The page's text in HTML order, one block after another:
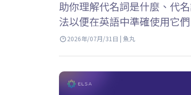
助你理解代名詞是什麼、代
法以便在英語中準確使用它
來代替已經提及的名詞或名
2026年/07月/31日 | 魚丸